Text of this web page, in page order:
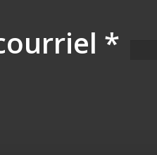
*